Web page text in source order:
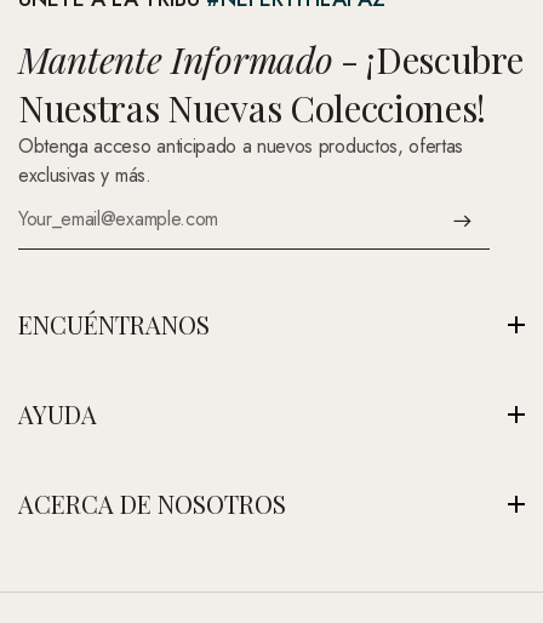
Mantente Informado - ¡Descubre
Nuestras Nuevas Colecciones!
Obtenga acceso anticipado a nuevos productos, ofertas
exclusivas y más.
ENCUÉNTRANOS
Ver Nuestra Tienda
contacto@nefertitijoyas.com
AYUDA
Política de Privacidad
Preguntas Frecuentes
ACERCA DE NOSOTROS
Visitar Nuestra Tienda